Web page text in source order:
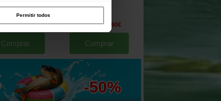
Permitir todos
,20€ 91,87€
Comprar
13,90€ 11 90€
Comprar
até
-50%